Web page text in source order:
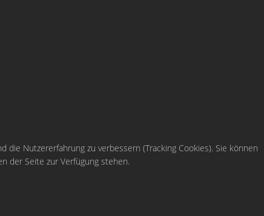
Nutzererfahrung zu verbessern (Tracking Cookies). Sie können
der Seite zur Verfügung stehen.